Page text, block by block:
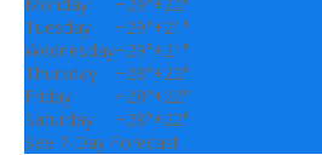
Tuesday
+29°+21°
Wednesday+29°+21°
Thursday
+28°+22°
Friday
+28°+22°
Saturday
+28°+22°
See 7-Day Forecast